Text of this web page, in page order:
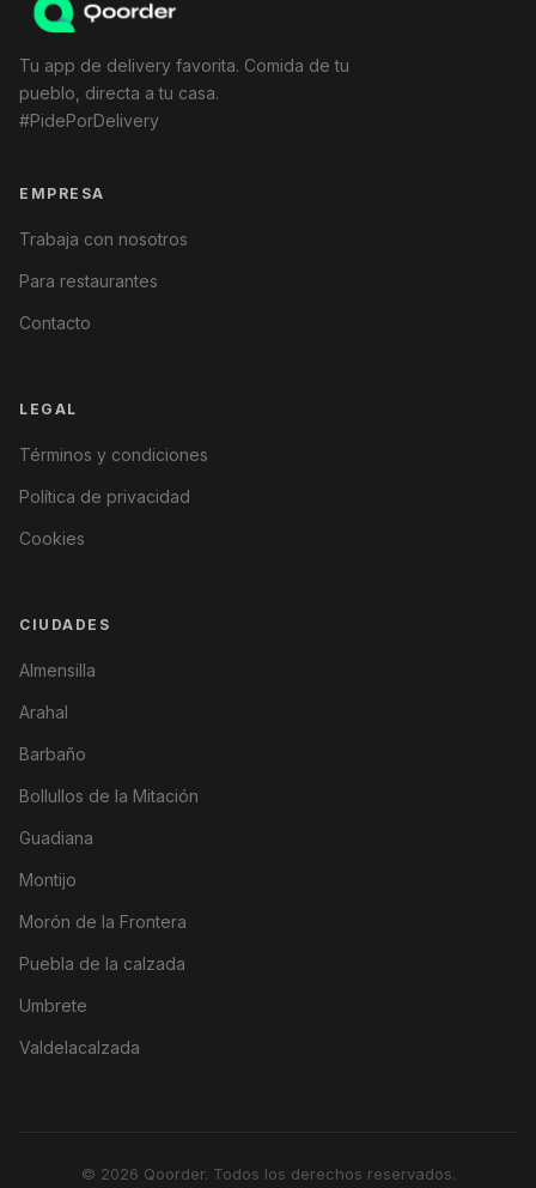
Tu app de delivery favorita. Comida de tu
pueblo, directa a tu casa.
#PidePorDelivery
EMPRESA
Trabaja con nosotros
Para restaurantes
Contacto
LEGAL
Términos y condiciones
Política de privacidad
Cookies
CIUDADES
Almensilla
Arahal
Barbaño
Bollullos de la Mitación
Guadiana
Montijo
Morón de la Frontera
Puebla de la calzada
Umbrete
Valdelacalzada
© 2026 Qoorder. Todos los derechos reservados.